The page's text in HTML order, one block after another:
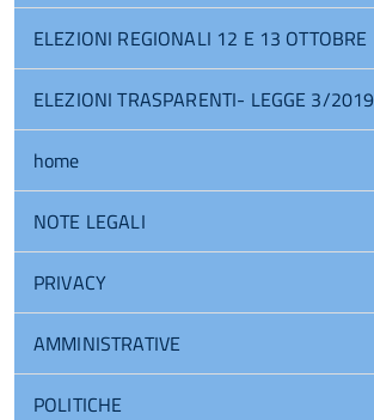
ELEZIONI REGIONALI 12 E 13 OTTOBRE
ELEZIONI TRASPARENTI- LEGGE 3/2019
home
NOTE LEGALI
PRIVACY
AMMINISTRATIVE
POLITICHE